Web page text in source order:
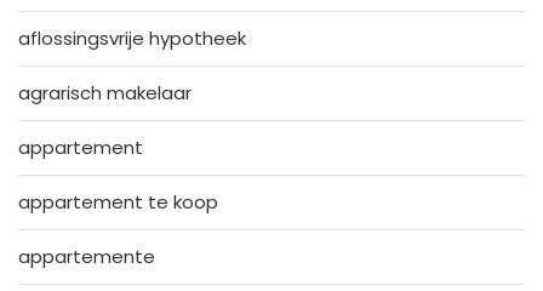
aflossingsvrije hypotheek
agrarisch makelaar
appartement
appartement te koop
appartemente